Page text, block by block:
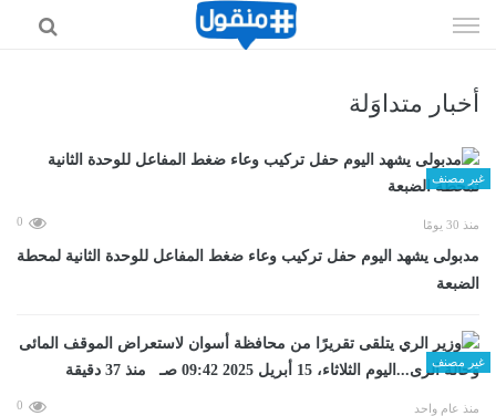
الى
أخبار متداوَلة
غير مصنف
منذ 30 يومًا 0
مدبولى يشهد اليوم حفل تركيب وعاء ضغط المفاعل للوحدة الثانية لمحطة
الضبعة
غير مصنف
منذ عام واحد 0